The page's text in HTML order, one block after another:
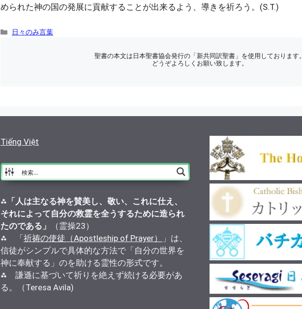
められた神の国の発展に貢献することが出来るよう、導きを祈ろう。(S.T.)
カ
日々のみ言葉
聖書の本文は日本聖書協会発行の「新共同訳聖書」を使用しております。
どうぞよろしくお願い致します。
Tiếng Việt
⁂ 「人は主なる神を賛美し、敬い、これに仕え、
それによって自分の救霊を全うするために造られ
たのである」
（霊操23）
⁂ 「 祈祷の使徒（Apostleship of Prayer）
」は、
信徒がシンプルで具体的な方法で「自分の世界を
神に奉献する」のを助ける霊性の形式です。
⁂ 謙遜に基づいて祈りを絶えず続ける必要があ
る。（Teresa Avila)